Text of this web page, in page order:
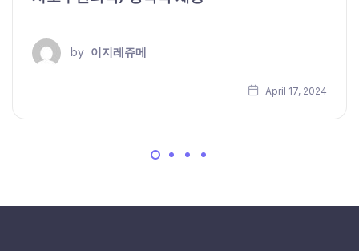
by 이지레쥬메
April 17, 2024